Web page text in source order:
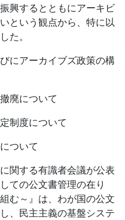
興するとともにアーキビ
という観点から、特に以
た。
にアーカイブズ政策の構
廃について
制度について
ついて
関する有識者会議が公表
ての公文書管理の在り
む～』は、わが国の公文
、民主主義の基盤システ